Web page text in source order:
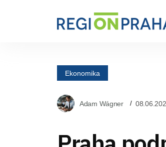
Ekonomika
Adam Wágner